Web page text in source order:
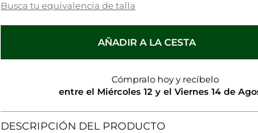
Busca tu equivalencia de talla
AÑADIR A LA CESTA
Cómpralo hoy y recíbelo
entre el Miércoles 12 y el Viernes 14 de
DESCRIPCIÓN DEL PRODUCTO